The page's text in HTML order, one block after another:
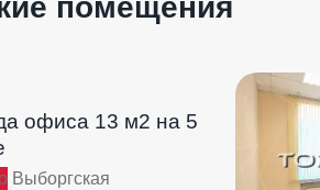
помещения
офиса 13 м2 на 5
Выборгская